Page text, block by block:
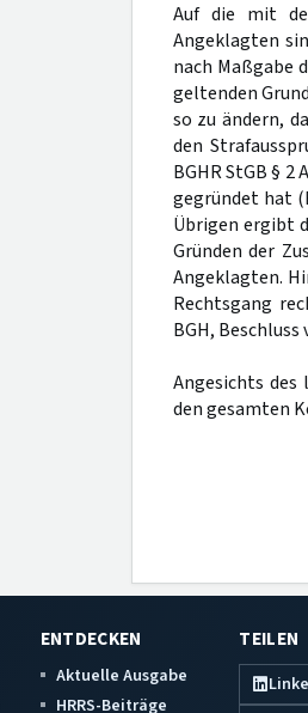
Auf die mit
Angeklagten
nach Maßgabe
geltenden
so zu ändern,
den
BGHR StGB §
gegründet hat
Übrigen ergibt
Gründen der
Angeklagten.
Rechtsgang
BGH, Beschluss
Angesichts
den gesamten
ENTDECKEN
Aktuelle Ausgabe
HRRS-Beiträge
TEILEN